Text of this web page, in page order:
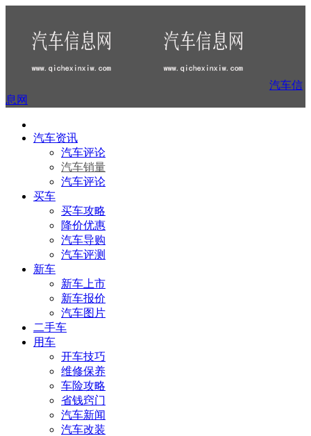
汽车信
息网
汽车资讯
汽车评论
汽车销量
汽车评论
买车
买车攻略
降价优惠
汽车导购
汽车评测
新车
新车上市
新车报价
汽车图片
二手车
用车
开车技巧
维修保养
车险攻略
省钱窍门
汽车新闻
汽车改装